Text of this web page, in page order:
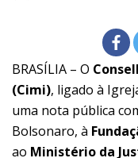
BRASÍLIA – O
(Cimi), ligado à
uma nota pública
Bolsonaro, à
ao Ministério da